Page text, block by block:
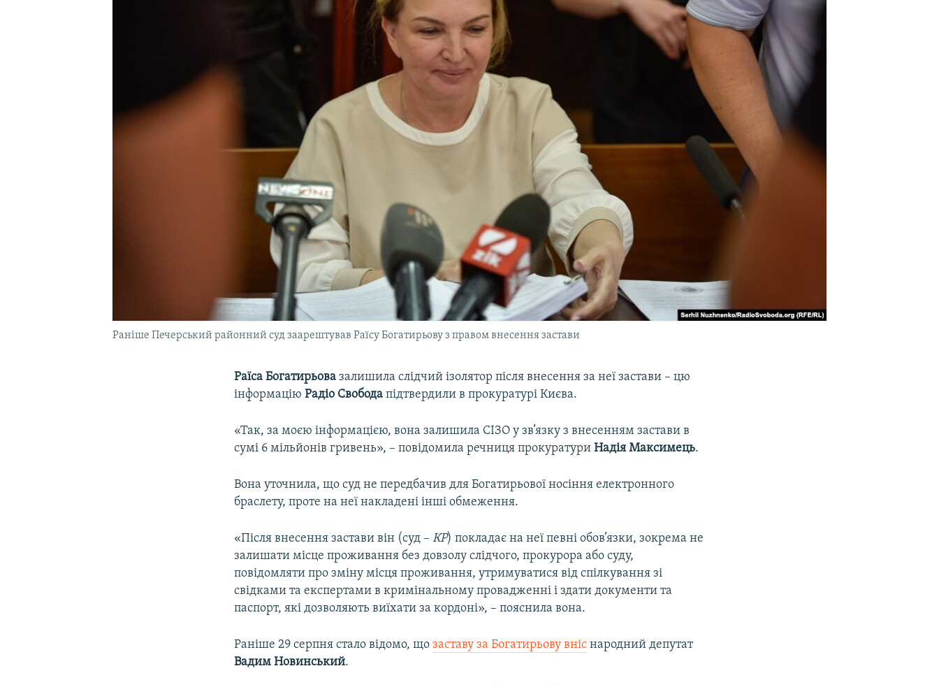
Раніше Печерський районний суд заарештував Раїсу Богатирьову з правом внесення застави
Раїса Богатирьова залишила слідчий ізолятор після внесення за неї застави – цю
інформаціюРадіо Свобода підтвердили в прокуратурі Києва.
«Так, за моєю інформацією, вона залишила СІЗО у зв’язку з внесенням застави в
сумі 6 мільйонів гривень», – повідомила речниця прокуратуриНадія Максимець.
Вона уточнила, що суд не передбачив для Богатирьової носіння електронного
браслету, проте на неї накладені інші обмеження.
«Після внесення застави він (суд –КР) покладає на неї певні обов’язки, зокрема не
залишати місце проживання без довзолу слідчого, прокурора або суду,
повідомляти про зміну місця проживання, утримуватися від спілкування зі
свідками та експертами в кримінальному провадженні і здати документи та
паспорт, які дозволяють виїхати за кордонi», – пояснила вона.
Раніше 29 серпня стало відомо, щозаставу за Богатирьову вніс народний депутат
Вадим Новинський.